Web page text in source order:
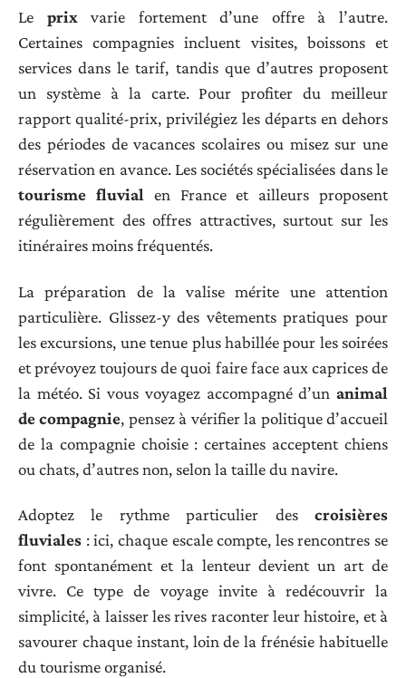
Le prix varie fortement d’une offre à l’autre.
Certaines compagnies incluent visites, boissons et
services dans le tarif, tandis que d’autres proposent
un système à la carte. Pour profiter du meilleur
rapport qualité-prix, privilégiez les départs en dehors
des périodes de vacances scolaires ou misez sur une
réservation en avance. Les sociétés spécialisées dans le
tourisme fluvial en France et ailleurs proposent
régulièrement des offres attractives, surtout sur les
itinéraires moins fréquentés.
La préparation de la valise mérite une attention
particulière. Glissez-y des vêtements pratiques pour
les excursions, une tenue plus habillée pour les soirées
et prévoyez toujours de quoi faire face aux caprices de
la météo. Si vous voyagez accompagné d’un animal
de compagnie, pensez à vérifier la politique d’accueil
de la compagnie choisie : certaines acceptent chiens
ou chats, d’autres non, selon la taille du navire.
Adoptez le rythme particulier des croisières
fluviales : ici, chaque escale compte, les rencontres se
font spontanément et la lenteur devient un art de
vivre. Ce type de voyage invite à redécouvrir la
simplicité, à laisser les rives raconter leur histoire, et à
savourer chaque instant, loin de la frénésie habituelle
du tourisme organisé.